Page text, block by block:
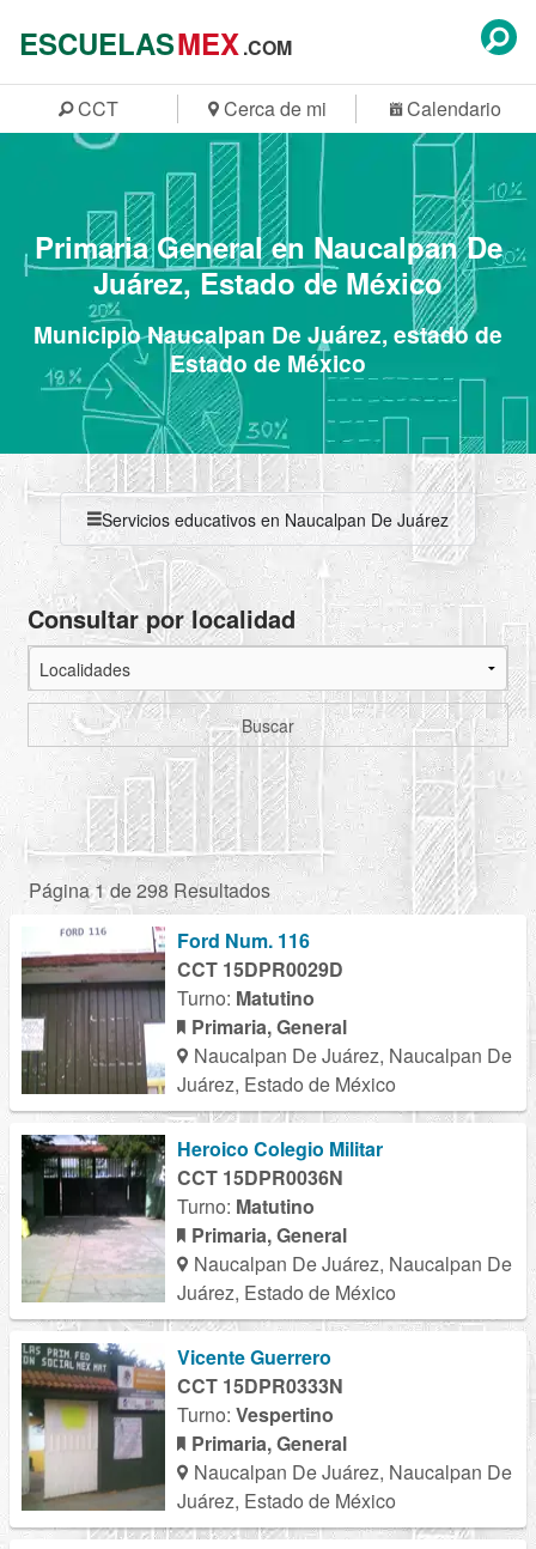
ESCUELASMEX.COM
CCT Cerca de mi Calendario
Primaria General en Naucalpan De
Juárez, Estado de México
Municipio Naucalpan De Juárez, estado de
Estado de México
Servicios educativos en Naucalpan De Juárez
Consultar por localidad
Buscar
Página 1 de 298 Resultados
Ford Num. 116
CCT 15DPR0029D
Turno: Matutino
Primaria, General
Naucalpan De Juárez, Naucalpan De
Juárez, Estado de México
Heroico Colegio Militar
CCT 15DPR0036N
Turno: Matutino
Primaria, General
Naucalpan De Juárez, Naucalpan De
Juárez, Estado de México
Vicente Guerrero
CCT 15DPR0333N
Turno: Vespertino
Primaria, General
Naucalpan De Juárez, Naucalpan De
Juárez, Estado de México